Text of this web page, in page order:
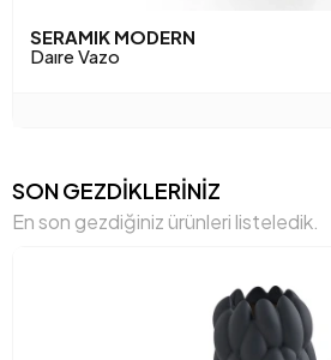
SERAMIK MODERN
Daıre Vazo
SON GEZDİKLERİNİZ
En son gezdiğiniz ürünleri listeledik.